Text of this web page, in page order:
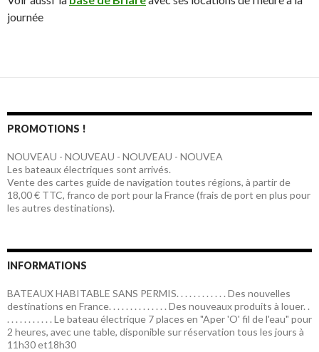
journée
PROMOTIONS !
NOUVEAU - NOUVEAU - NOUVEAU - NOUVEA
Les bateaux électriques sont arrivés.
Vente des cartes guide de navigation toutes régions, à partir de
18,00 € TTC, franco de port pour la France (frais de port en plus pour
les autres destinations).
INFORMATIONS
BATEAUX HABITABLE SANS PERMIS. . . . . . . . . . . . Des nouvelles
destinations en France. . . . . . . . . . . . . . Des nouveaux produits à louer. .
. . . . . . . . . . . Le bateau électrique 7 places en "Aper 'O' fil de l'eau" pour
2 heures, avec une table, disponible sur réservation tous les jours à
11h30 et18h30